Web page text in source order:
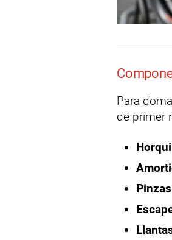
Para
de primer